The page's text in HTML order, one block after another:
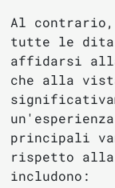
Al
tutte le
affidarsi alla
che alla
principali
rispetto alla
includono: